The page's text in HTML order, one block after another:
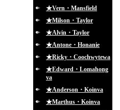
★Vern・Mansfield
★Milson・Taylor
★Alvin・Taylor
★Antone・Honanie
★Ricky・Coochwytewa
★Edward・Lomahong
va
★Anderson・Koinva
★Marthus・Koinva